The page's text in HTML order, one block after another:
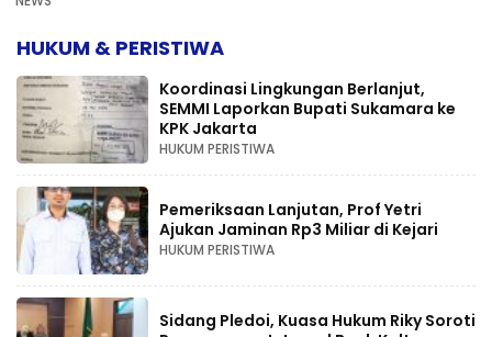
HUKUM & PERISTIWA
Koordinasi Lingkungan Berlanjut,
SEMMI Laporkan Bupati Sukamara ke
KPK Jakarta
HUKUM PERISTIWA
Pemeriksaan Lanjutan, Prof Yetri
Ajukan Jaminan Rp3 Miliar di Kejari
HUKUM PERISTIWA
Sidang Pledoi, Kuasa Hukum Riky Soroti